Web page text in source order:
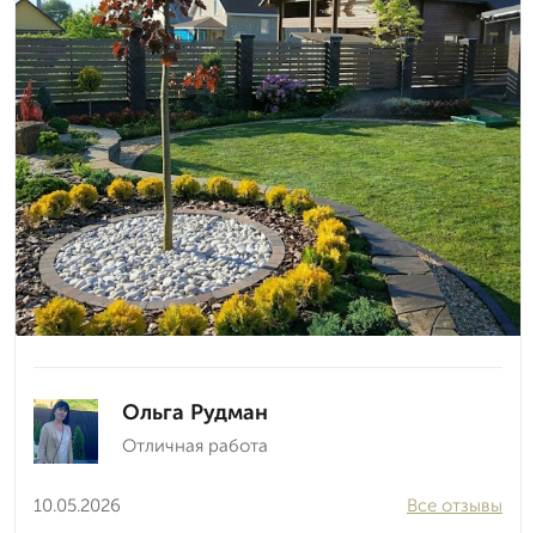
Ольга Рудман
Отличная работа
10.05.2026
Все отзывы